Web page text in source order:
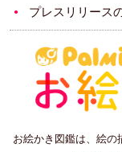
プレスリリース
お絵かき図鑑は、絵の